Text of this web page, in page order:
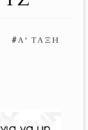
#Α' ΤΆΞΗ